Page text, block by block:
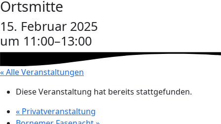
Ortsmitte
15. Februar 2025
um 11:00–13:00
« Alle Veranstaltungen
Diese Veranstaltung hat bereits stattgefunden.
« Privatveranstaltung